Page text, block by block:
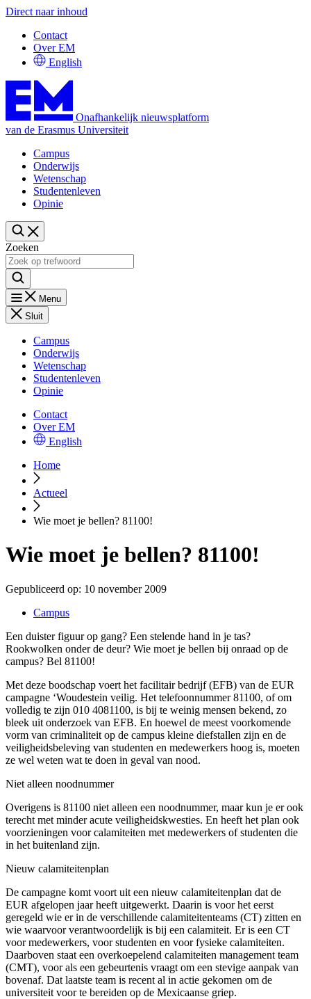
Direct naar inhoud
Contact
Over EM
English
Onafhankelijk nieuwsplatform
van de Erasmus Universiteit
Campus
Onderwijs
Wetenschap
Studentenleven
Opinie
Zoeken
Menu
Sluit
Campus
Onderwijs
Wetenschap
Studentenleven
Opinie
Contact
Over EM
English
Home
Actueel
Wie moet je bellen? 81100!
Wie moet je bellen? 81100!
Gepubliceerd op: 10 november 2009
Campus
Een duister figuur op gang? Een stelende hand in je tas?
Rookwolken onder de deur? Wie moet je bellen bij onraad op de
campus? Bel 81100!
Met deze boodschap voert het facilitair bedrijf (EFB) van de EUR
campagne ‘Woudestein veilig. Het telefoonnummer 81100, of om
volledig te zijn 010 4081100, is bij te weinig mensen bekend, zo
bleek uit onderzoek van EFB. En hoewel de meest voorkomende
vorm van criminaliteit op de campus kleine diefstallen zijn en de
veiligheidsbeleving van studenten en medewerkers hoog is, moeten
ze wel weten wat te doen in geval van nood.
Niet alleen noodnummer
Overigens is 81100 niet alleen een noodnummer, maar kun je er ook
terecht met minder acute veiligheidskwesties. En heeft het plan ook
voorzieningen voor calamiteiten met medewerkers of studenten die
in het buitenland zijn.
Nieuw calamiteitenplan
De campagne komt voort uit een nieuw calamiteitenplan dat de
EUR afgelopen jaar heeft uitgewerkt. Daarin is voor het eerst
geregeld wie er in de verschillende calamiteitenteams (CT) zitten en
wie waarvoor verantwoordelijk is bij een calamiteit. Er is een CT
voor medewerkers, voor studenten en voor fysieke calamiteiten.
Daarboven staat een overkoepelend calamiteiten management team
(CMT), voor als een gebeurtenis vraagt om een stevige aanpak van
bovenaf. Dat laatste team is recent al in actie gekomen om de
universiteit voor te bereiden op de Mexicaanse griep.